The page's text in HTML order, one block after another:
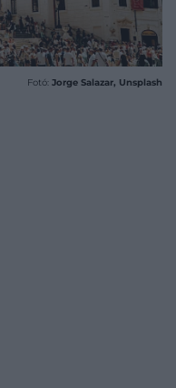
Fotó: Jorge Salazar, Unsplash